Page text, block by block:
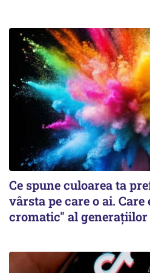
Ce spune culoarea ta
vârsta pe care o ai. Care
cromatic" al generațiilor